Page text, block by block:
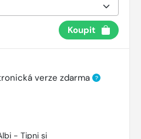
Koupit
verze zdarma ?
- Tipni si